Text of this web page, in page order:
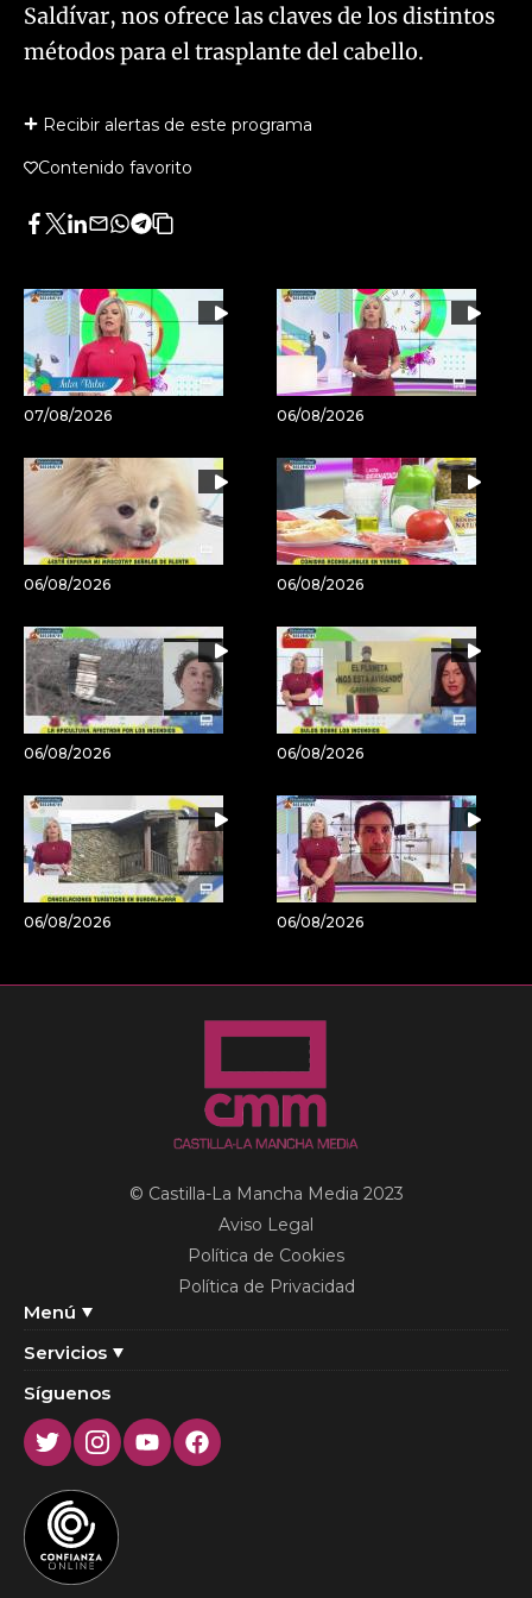
Saldívar, nos ofrece las claves de los distintos
métodos para el trasplante del cabello.
Recibir alertas de este programa
Contenido favorito
Facebook
Twitter
LinkedIn
Enviar
Whatsapp
Telegram
Copiar
artículo
07/08/2026 06/08/2026
06/08/2026 06/08/2026
06/08/2026 06/08/2026
06/08/2026 06/08/2026
Menú
Servicios
© Castilla-La Mancha Media 2023
Aviso Legal
Política de Cookies
Política de Privacidad
Síguenos
TwitterInstagram
YoutubeFacebook